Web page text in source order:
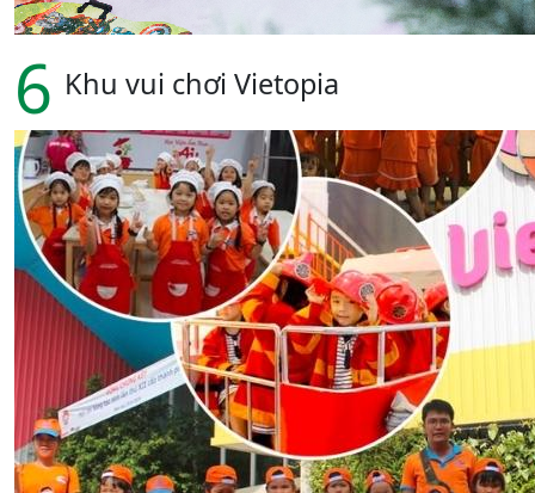
6 Khu vui chơi Vietopia